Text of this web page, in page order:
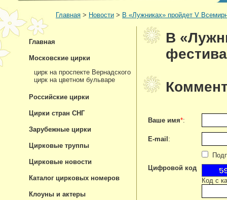
Главная > Новости > В «Лужниках» пройдет V
В
Ваше имя*:
E-mail :
Цифровой код
Код с
Главная
Московские цирки
цирк на проспекте Вернадского
цирк на цветном бульваре
Российские цирки
Цирки стран СНГ
Зарубежные цирки
Цирковые труппы
Цирковые новости
Каталог цирковых номеров
Клоуны и актеры